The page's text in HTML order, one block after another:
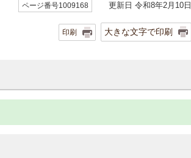
ページ番号1009168 更新日 令和8年2月10日
印刷 大きな文字で印刷